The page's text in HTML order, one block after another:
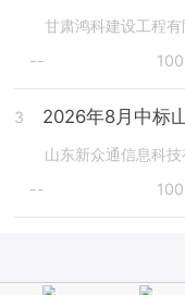
甘肃鸿科建设工程有
--
3 2026年8月中标
山东新众通信息科技
--